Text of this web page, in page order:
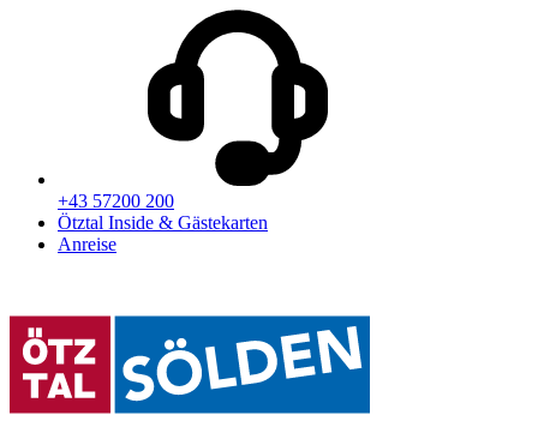
+43 57200 200
Ötztal Inside & Gästekarten
Anreise